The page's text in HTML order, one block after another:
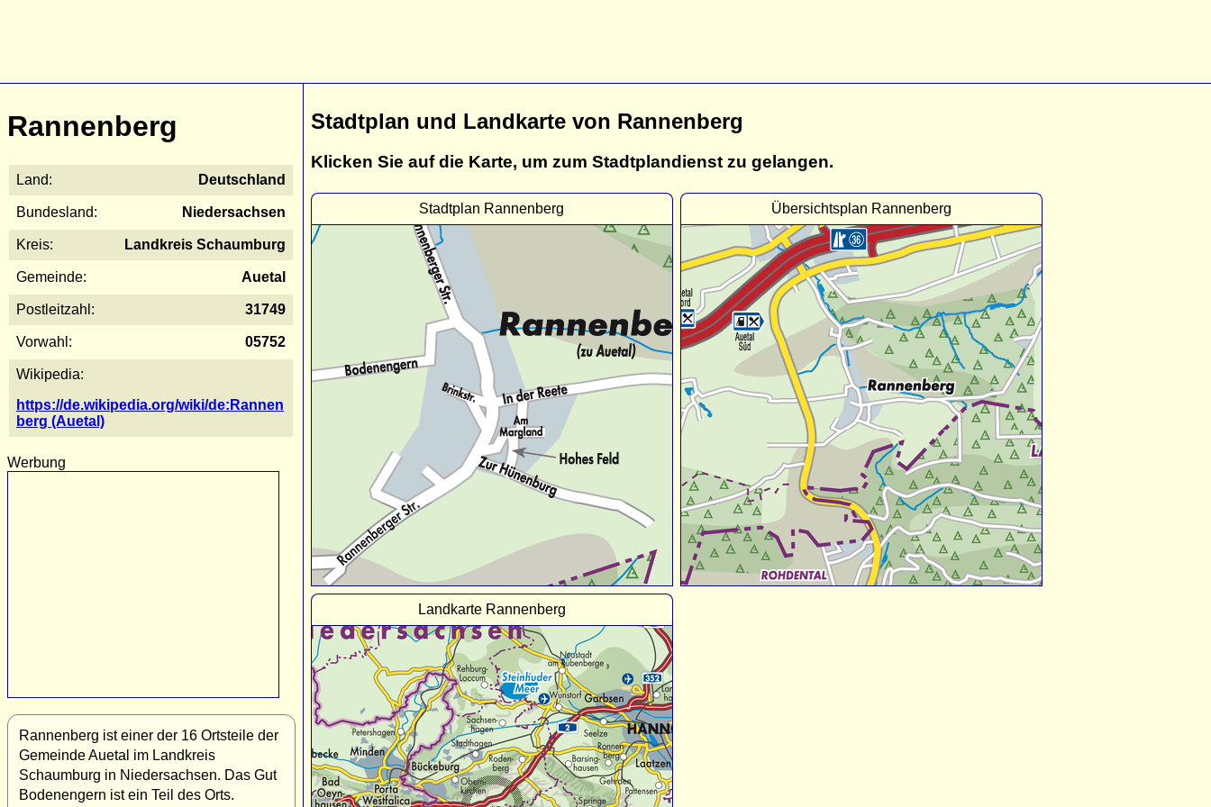
Rannenberg
Land: Deutschland
Bundesland: Niedersachsen
Kreis: Landkreis Schaumburg
Gemeinde: Auetal
Postleitzahl: 31749
Vorwahl: 05752
Wikipedia:
https://de.wikipedia.org/wiki/de:Rannen
berg (Auetal)
Werbung
Rannenberg ist einer der 16 Ortsteile der
Gemeinde Auetal im Landkreis
Schaumburg in Niedersachsen. Das Gut
Bodenengern ist ein Teil des Orts.
Stadtplan und Landkarte von Rannenberg
Klicken Sie auf die Karte, um zum Stadtplandienst zu gelangen.
Stadtplan Rannenberg Übersichtsplan Rannenberg
Landkarte Rannenberg